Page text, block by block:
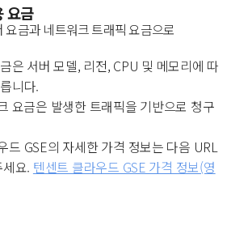
요금
요금과 네트워크 트래픽 요금으로
은 서버 모델, 리전, CPU 및 메모리에 따
니다.
요금은 발생한 트래픽을 기반으로 청구
드 GSE의 자세한 가격 정보는 다음 URL
요. 텐센트 클라우드 GSE 가격 정보(영